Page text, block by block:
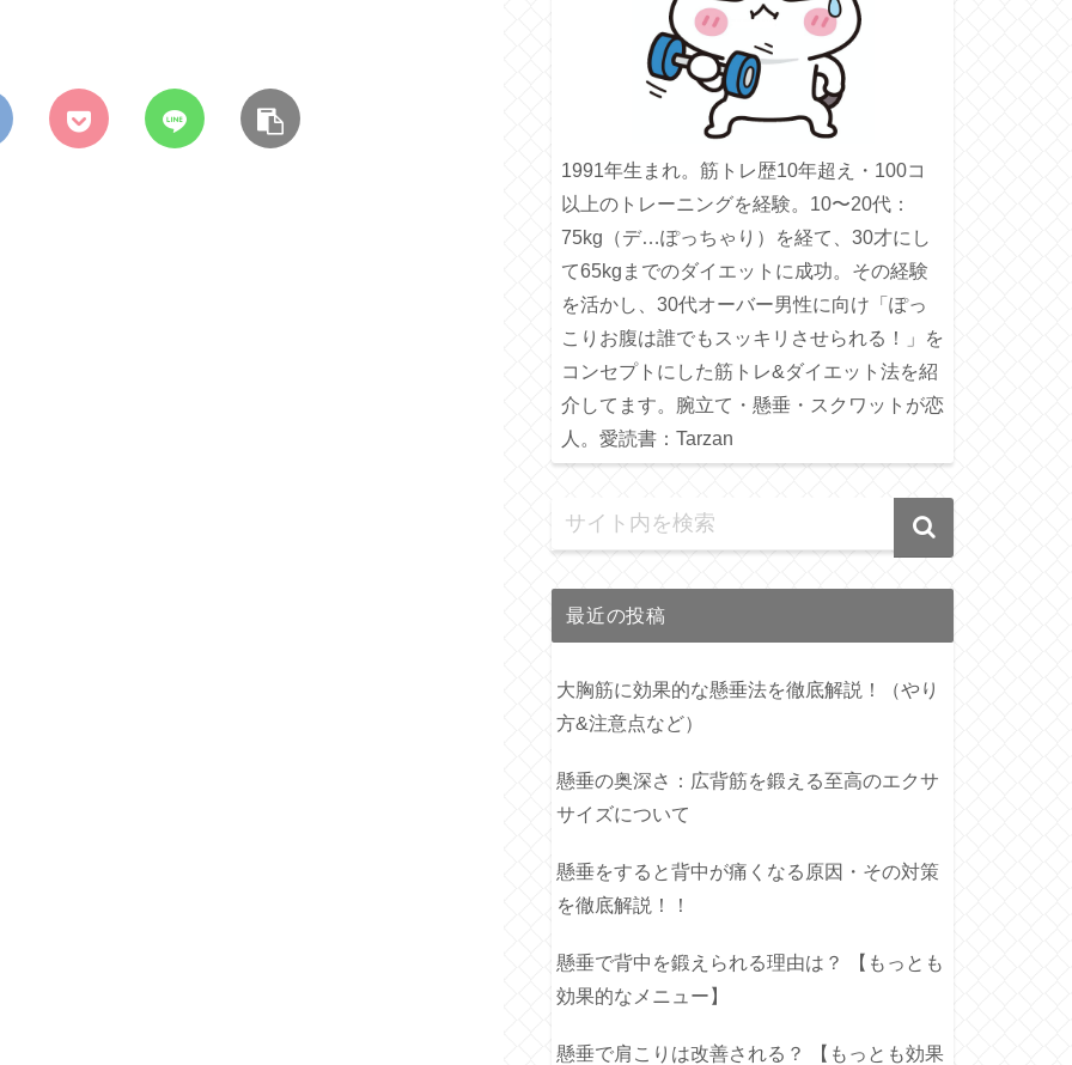
1991年生まれ。筋トレ歴10年超え・100コ
以上のトレーニングを経験。10〜20代：
75kg（デ…ぽっちゃり）を経て、30才にし
て65kgまでのダイエットに成功。その経験
を活かし、30代オーバー男性に向け「ぽっ
こりお腹は誰でもスッキリさせられる！」を
コンセプトにした筋トレ&ダイエット法を紹
介してます。腕立て・懸垂・スクワットが恋
人。愛読書：Tarzan
最近の投稿
大胸筋に効果的な懸垂法を徹底解説！（やり
方&注意点など）
懸垂の奥深さ：広背筋を鍛える至高のエクサ
サイズについて
懸垂をすると背中が痛くなる原因・その対策
を徹底解説！！
懸垂で背中を鍛えられる理由は？ 【もっとも
効果的なメニュー】
懸垂で肩こりは改善される？ 【もっとも効果